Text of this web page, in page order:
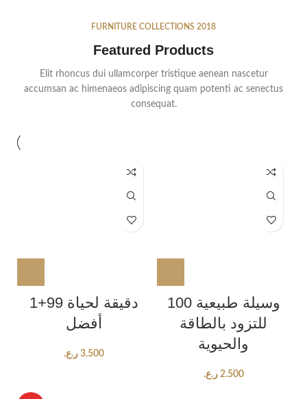
FURNITURE COLLECTIONS 2018
Featured Products
Elit rhoncus dui ullamcorper tristique aenean nascetur
accumsan ac himenaeos adipiscing quam potenti ac senectus
consequat.
1+99 دقيقة لحياة
أفضل
3.500 ر.ع.
100 وسيلة طبيعية
للتزود بالطاقة
والحيوية
2.500 ر.ع.